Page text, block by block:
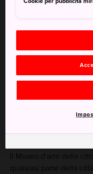
Il negozio del museo
Sono in mostra
Come
Il Museo d'arte della
qualsiasi parte della